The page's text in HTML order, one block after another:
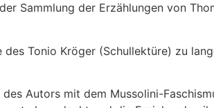
Sammlung der Erzählungen von
Tonio Kröger (Schullektüre) zu
Autors mit dem Mussolini-